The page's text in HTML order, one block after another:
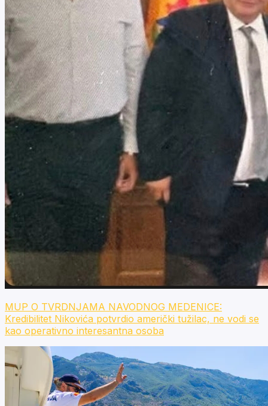
MUP O TVRDNJAMA NAVODNOG MEDENICE:
Kredibilitet Nikovića potvrdio američki tužilac, ne vodi se
kao operativno interesantna osoba